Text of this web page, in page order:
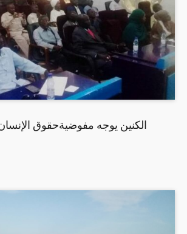
الكنين يوجه مفوضيةحقوق